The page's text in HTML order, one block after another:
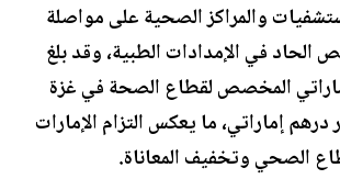
والمراكز الصحية على مواصلة
الحاد في الإمدادات الطبية، وقد بلغ
المخصص لقطاع الصحة في غزة
مليار درهم إماراتي، ما يعكس التزام الإمارات
الصحي وتخفيف المعاناة.